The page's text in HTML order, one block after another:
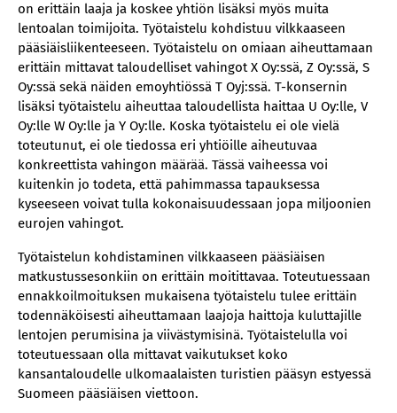
on erittäin laaja ja koskee yhtiön lisäksi myös muita
lentoalan toimijoita. Työtaistelu kohdistuu vilkkaaseen
pääsiäisliikenteeseen. Työtaistelu on omiaan aiheuttamaan
erittäin mittavat taloudelliset vahingot X Oy:ssä, Z Oy:ssä, S
Oy:ssä sekä näiden emoyhtiössä T Oyj:ssä. T-konsernin
lisäksi työtaistelu aiheuttaa taloudellista haittaa U Oy:lle, V
Oy:lle W Oy:lle ja Y Oy:lle. Koska työtaistelu ei ole vielä
toteutunut, ei ole tiedossa eri yhtiöille aiheutuvaa
konkreettista vahingon määrää. Tässä vaiheessa voi
kuitenkin jo todeta, että pahimmassa tapauksessa
kyseeseen voivat tulla kokonaisuudessaan jopa miljoonien
eurojen vahingot.
Työtaistelun kohdistaminen vilkkaaseen pääsiäisen
matkustussesonkiin on erittäin moitittavaa. Toteutuessaan
ennakkoilmoituksen mukaisena työtaistelu tulee erittäin
todennäköisesti aiheuttamaan laajoja haittoja kuluttajille
lentojen perumisina ja viivästymisinä. Työtaistelulla voi
toteutuessaan olla mittavat vaikutukset koko
kansantaloudelle ulkomaalaisten turistien pääsyn estyessä
Suomeen pääsiäisen viettoon.